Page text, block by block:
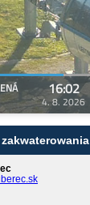
16:02
4. 8. 2026